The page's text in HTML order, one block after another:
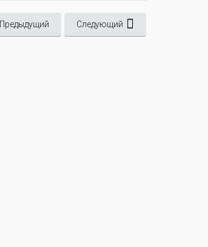
Предыдущий Следующий